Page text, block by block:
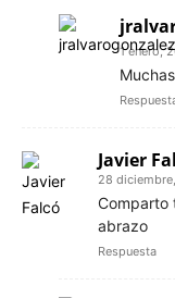
1 enero,
Javier
28
Comparto
abrazo
Respuesta